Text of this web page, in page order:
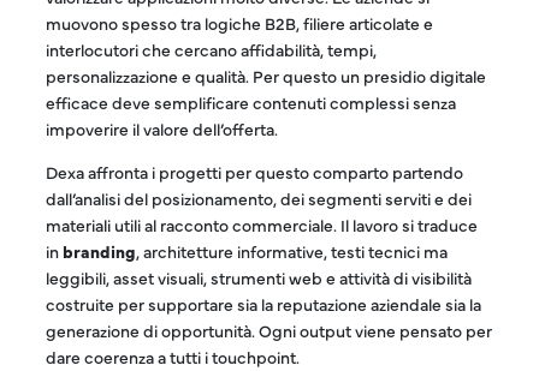
muovono spesso tra logiche B2B, filiere articolate e
interlocutori che cercano affidabilità, tempi,
personalizzazione e qualità. Per questo un presidio digitale
efficace deve semplificare contenuti complessi senza
impoverire il valore dell’offerta.
Dexa affronta i progetti per questo comparto partendo
dall’analisi del posizionamento, dei segmenti serviti e dei
materiali utili al racconto commerciale. Il lavoro si traduce
in branding, architetture informative, testi tecnici ma
leggibili, asset visuali, strumenti web e attività di visibilità
costruite per supportare sia la reputazione aziendale sia la
generazione di opportunità. Ogni output viene pensato per
dare coerenza a tutti i touchpoint.